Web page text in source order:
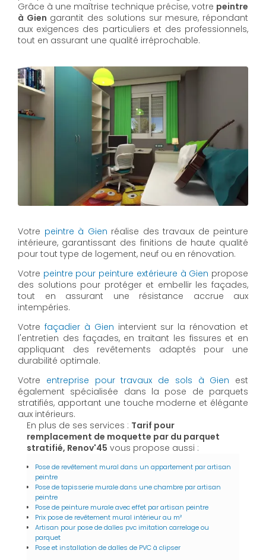
Grâce à une maîtrise technique précise, votre peintre
à Gien garantit des solutions sur mesure, répondant
aux exigences des particuliers et des professionnels,
tout en assurant une qualité irréprochable.
Votre peintre à Gien réalise des travaux de peinture
intérieure, garantissant des finitions de haute qualité
pour tout type de logement, neuf ou en rénovation.
Votre peintre pour peinture extérieure à Gien propose
des solutions pour protéger et embellir les façades,
tout en assurant une résistance accrue aux
intempéries.
Votre façadier à Gien intervient sur la rénovation et
l'entretien des façades, en traitant les fissures et en
appliquant des revêtements adaptés pour une
durabilité optimale.
Votre entreprise pour travaux de sols à Gien est
également spécialisée dans la pose de parquets
stratifiés, apportant une touche moderne et élégante
aux intérieurs.
En plus de ses services : Tarif pour
remplacement de moquette par du parquet
stratifié, Renov'45 vous propose aussi :
Pose de revêtement mural dans un appartement par artisan
peintre
Pose de tapisserie murale dans une chambre par artisan
peintre
Pose de peinture murale avec effet par artisan peintre
Prix pose de revêtement mural intérieur au m²
Artisan pour pose de dalles pvc imitation carrelage ou
parquet
Pose et installation de dalles de PVC à clipser